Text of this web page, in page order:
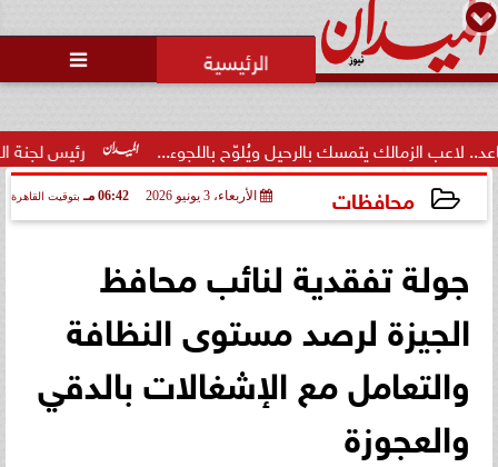

رئيس لجنة الحكام: يتمسك بالرحيل ويُلوّح باللجوء...
محافظات الأربعاء، 3 يونيو 2026 06:42 مـ بتوقيت القاهرة
جولة تفقدية لنائب محافظ
الجيزة لرصد مستوى النظافة
والتعامل مع الإشغالات بالدقي
والعجوزة